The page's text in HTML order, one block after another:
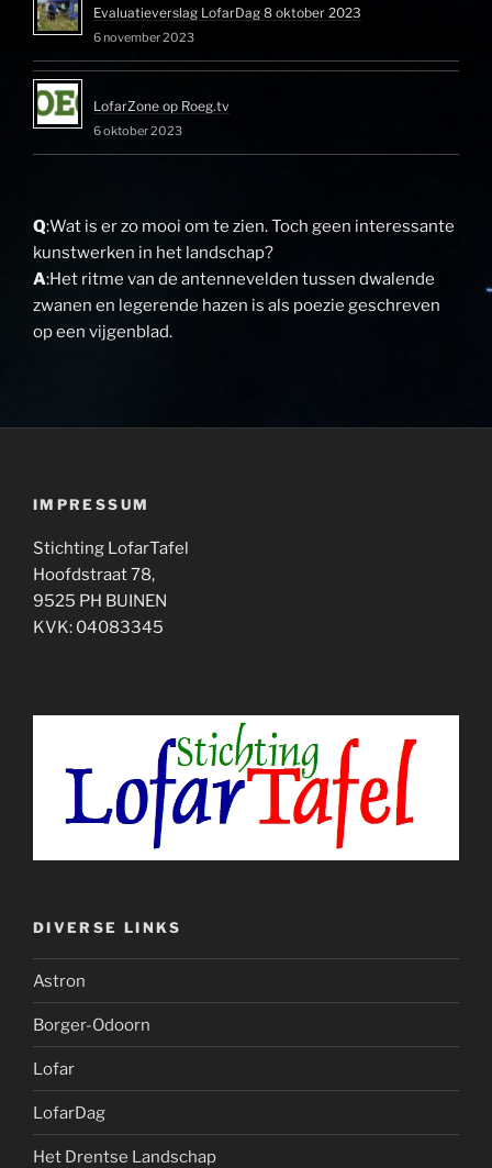
Evaluatieverslag LofarDag 8 oktober 2023
6 november 2023
LofarZone op Roeg.tv
6 oktober 2023
Q:Wat is er zo mooi om te zien. Toch geen interessante
kunstwerken in het landschap?
A:Het ritme van de antennevelden tussen dwalende
zwanen en legerende hazen is als poezie geschreven
op een vijgenblad.
IMPRESSUM
Stichting LofarTafel
Hoofdstraat 78,
9525 PH BUINEN
KVK: 04083345
DIVERSE LINKS
Astron
Borger-Odoorn
Lofar
LofarDag
Het Drentse Landschap